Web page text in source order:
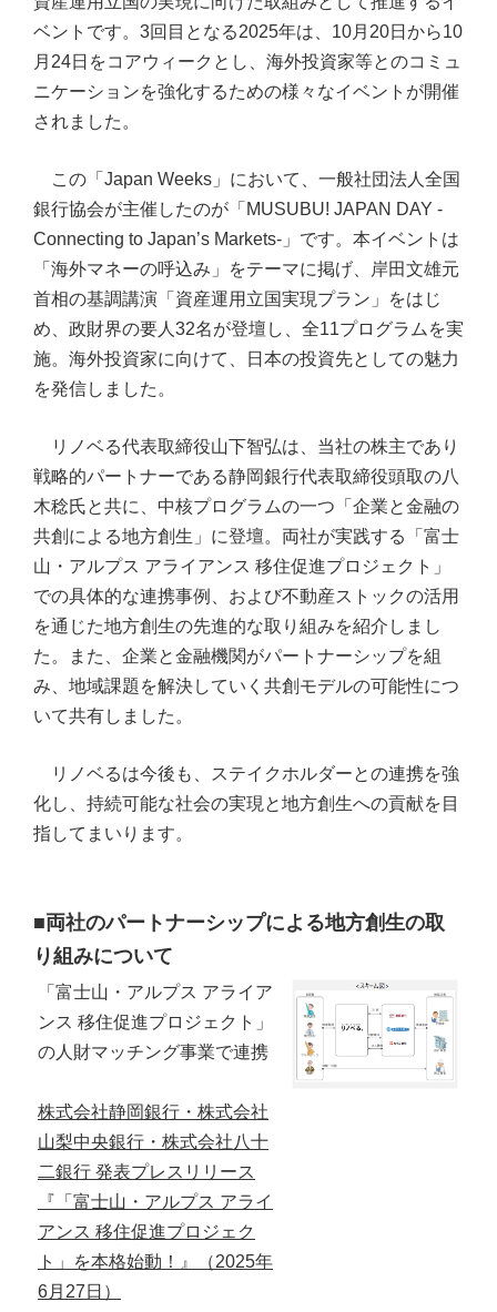
ベントです。3回目となる2025年は、10月20日から10
月24日をコアウィークとし、海外投資家等とのコミュ
ニケーションを強化するための様々なイベントが開催
されました。
この「Japan Weeks」において、一般社団法人全国
銀行協会が主催したのが「MUSUBU! JAPAN DAY -
Connecting to Japan’s Markets-」です。本イベントは
「海外マネーの呼込み」をテーマに掲げ、岸田文雄元
首相の基調講演「資産運用立国実現プラン」をはじ
め、政財界の要人32名が登壇し、全11プログラムを実
施。海外投資家に向けて、日本の投資先としての魅力
を発信しました。
リノベる代表取締役山下智弘は、当社の株主であり
戦略的パートナーである静岡銀行代表取締役頭取の八
木稔氏と共に、中核プログラムの一つ「企業と金融の
共創による地方創生」に登壇。両社が実践する「富士
山・アルプス アライアンス 移住促進プロジェクト」
での具体的な連携事例、および不動産ストックの活用
を通じた地方創生の先進的な取り組みを紹介しまし
た。また、企業と金融機関がパートナーシップを組
み、地域課題を解決していく共創モデルの可能性につ
いて共有しました。
リノベるは今後も、ステイクホルダーとの連携を強
化し、持続可能な社会の実現と地方創生への貢献を目
指してまいります。
■両社のパートナーシップによる地方創生の取
り組みについて
「富士山・アルプス アライア
ンス 移住促進プロジェクト」
の人財マッチング事業で連携
株式会社静岡銀行・株式会社
山梨中央銀行・株式会社八十
二銀行 発表プレスリリース
『「富士山・アルプス アライ
アンス 移住促進プロジェク
ト」を本格始動！』（2025年
6月27日）